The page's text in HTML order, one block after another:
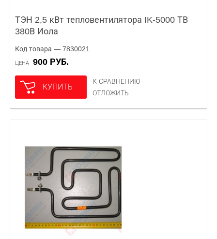
ТЭН 2,5 кВт тепловентилятора IK-5000 ТВ
380В Иола
Код товара — 7830021
ЦЕНА 900 РУБ.
КУПИТЬ
К СРАВНЕНИЮ
ОТЛОЖИТЬ